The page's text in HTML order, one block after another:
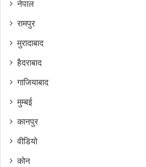
नेपाल
रामपुर
मुरादाबाद
हैदराबाद
गाजियाबाद
मुम्बई
कानपुर
वीडियो
कोन